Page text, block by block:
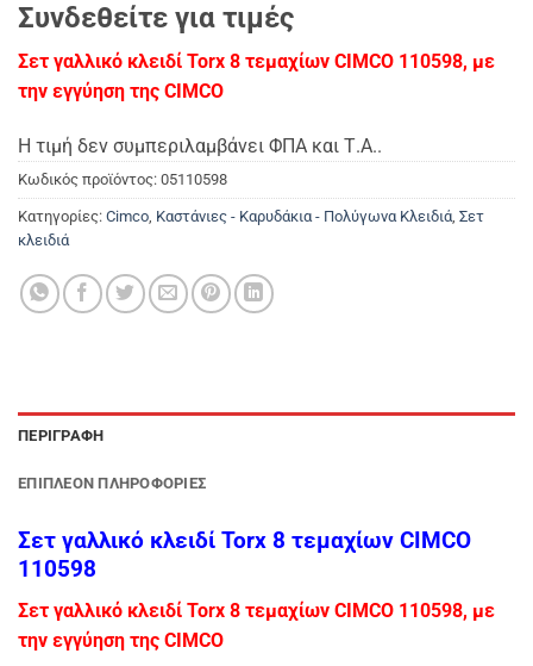
Συνδεθείτε για τιμές
Σετ γαλλικό κλειδί Torx 8 τεμαχίων CIMCO 110598, με
την εγγύηση της CIMCO
Η τιμή δεν συμπεριλαμβάνει ΦΠΑ και Τ.Α..
Κωδικός προϊόντος: 05110598
Κατηγορίες: Cimco, Καστάνιες - Καρυδάκια - Πολύγωνα Κλειδιά, Σετ
κλειδιά
ΠΕΡΙΓΡΑΦΉ
ΕΠΙΠΛΈΟΝ ΠΛΗΡΟΦΟΡΊΕΣ
Σετ γαλλικό κλειδί Torx 8 τεμαχίων CIMCO
110598
Σετ γαλλικό κλειδί Torx 8 τεμαχίων CIMCO 110598, με
την εγγύηση της CIMCO